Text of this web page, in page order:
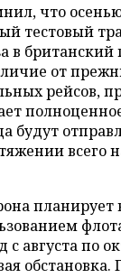
что
тестовый
в
от
рейсов,
будут
всего
с августа по
обстановка.